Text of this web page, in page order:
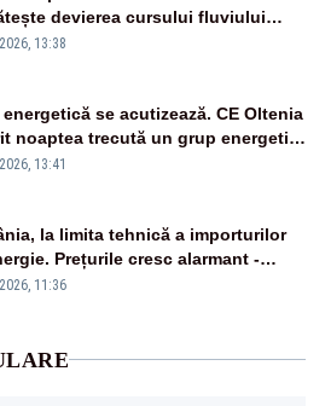
devierea cursului fluviului
– VIDEO
13:38
energetică se acutizează. CE Oltenia
noaptea trecută un grup energetic
13:41
la limita tehnică a importurilor
Prețurile cresc alarmant -
Realitatea Plus
11:36